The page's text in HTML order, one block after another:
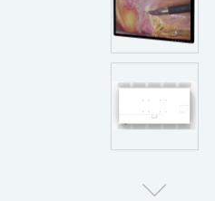
超声医用显示器
病理医用显示器